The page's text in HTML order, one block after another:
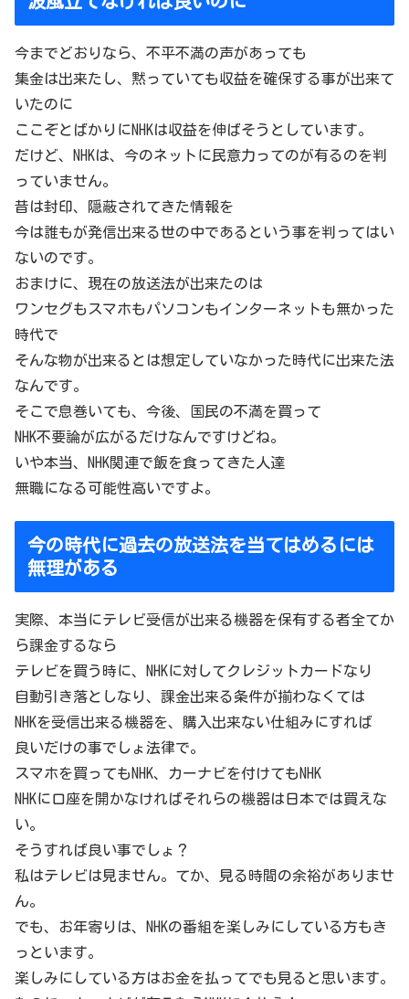
今までどおりなら、不平不満の声があっても
集金は出来たし、黙っていても収益を確保する事が出来て
いたのに
ここぞとばかりにNHKは収益を伸ばそうとしています。
だけど、NHKは、今のネットに民意力ってのが有るのを判
っていません。
昔は封印、隠蔽されてきた情報を
今は誰もが発信出来る世の中であるという事を判ってはい
ないのです。
おまけに、現在の放送法が出来たのは
ワンセグもスマホもパソコンもインターネットも無かった
時代で
そんな物が出来るとは想定していなかった時代に出来た法
なんです。
そこで息巻いても、今後、国民の不満を買って
NHK不要論が広がるだけなんですけどね。
いや本当、NHK関連で飯を食ってきた人達
無職になる可能性高いですよ。
今の時代に過去の放送法を当てはめるには
無理がある
実際、本当にテレビ受信が出来る機器を保有する者全てか
ら課金するなら
テレビを買う時に、NHKに対してクレジットカードなり
自動引き落としなり、課金出来る条件が揃わなくては
NHKを受信出来る機器を、購入出来ない仕組みにすれば
良いだけの事でしょ法律で。
スマホを買ってもNHK、カーナビを付けてもNHK
NHKに口座を開かなければそれらの機器は日本では買えな
い。
そうすれば良い事でしょ？
私はテレビは見ません。てか、見る時間の余裕がありませ
ん。
でも、お年寄りは、NHKの番組を楽しみにしている方もき
っといます。
楽しみにしている方はお金を払ってでも見ると思います。